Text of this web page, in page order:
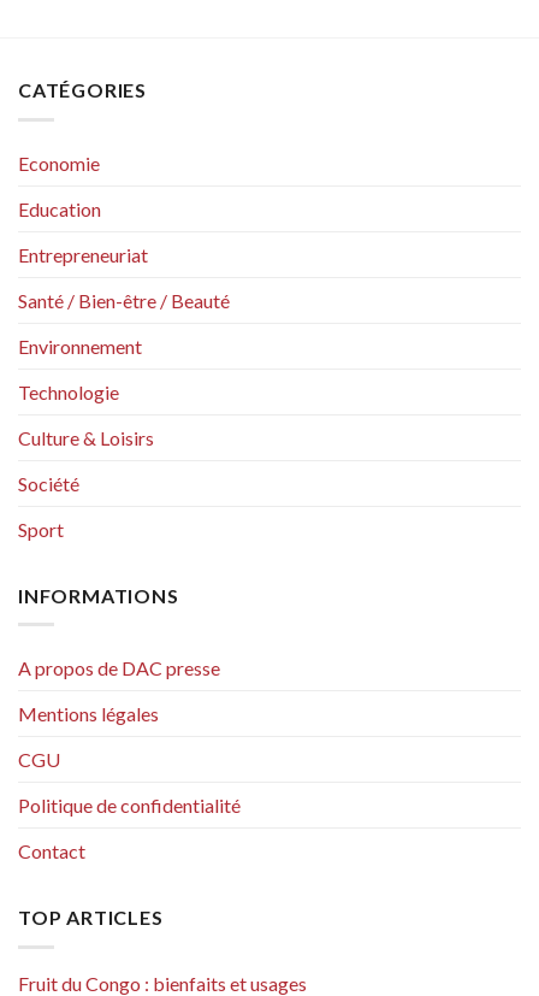
CATÉGORIES
Economie
Education
Entrepreneuriat
Santé / Bien-être / Beauté
Environnement
Technologie
Culture & Loisirs
Société
Sport
INFORMATIONS
A propos de DAC presse
Mentions légales
CGU
Politique de confidentialité
Contact
TOP ARTICLES
Fruit du Congo : bienfaits et usages